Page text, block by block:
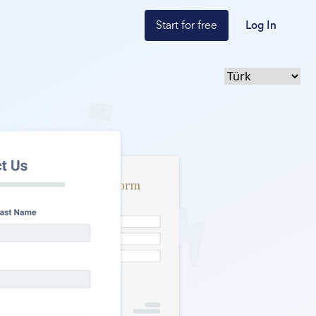
Start for free Log In